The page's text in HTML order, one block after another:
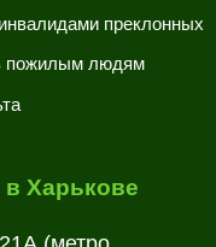
преклонных
пожилым людям
Харькове